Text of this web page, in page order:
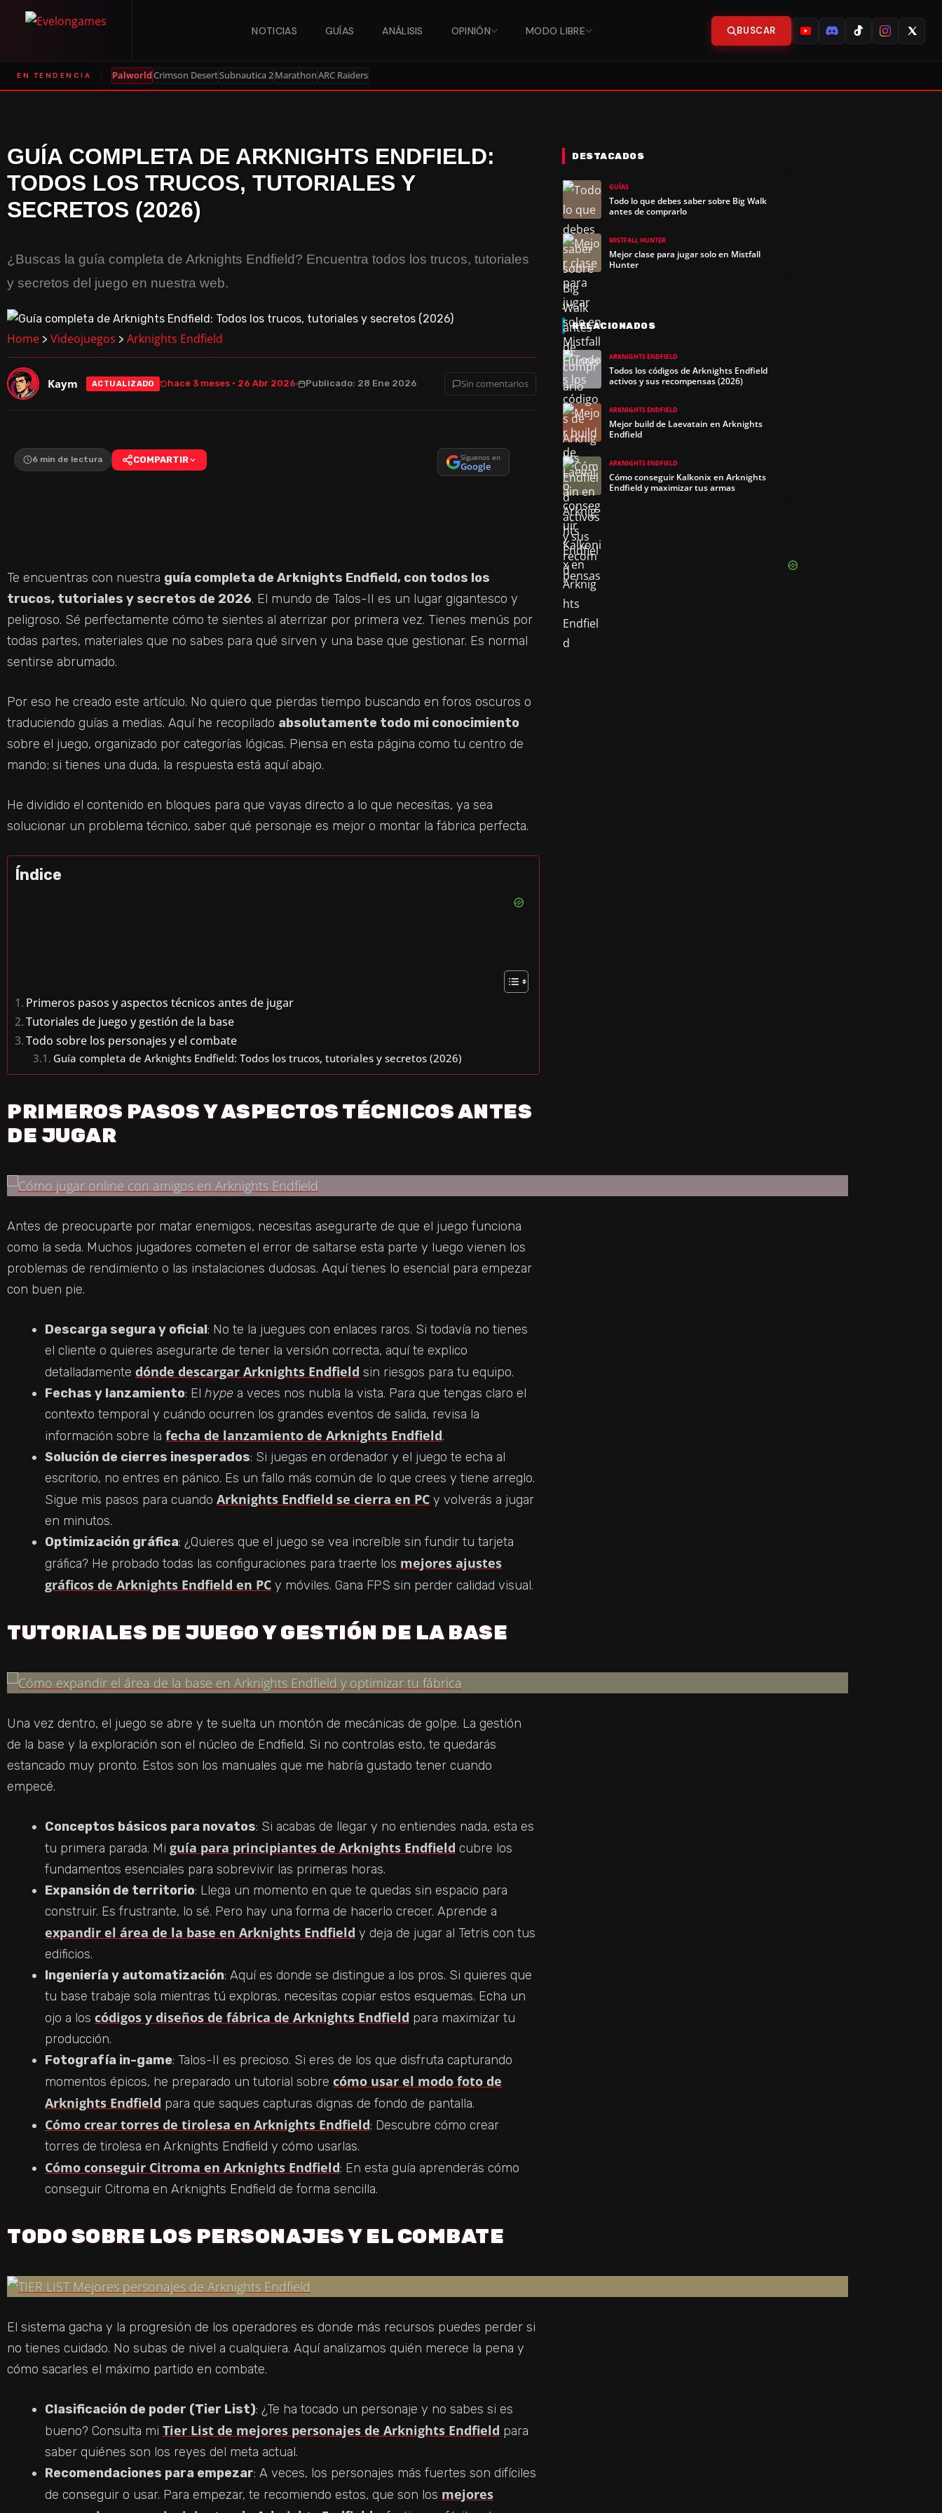
NOTICIAS GUÍAS ANÁLISIS OPINIÓN MODO LIBRE BUSCAR
EN TENDENCIA PalworldCrimson DesertSubnautica 2MarathonARC Raiders
GUÍA COMPLETA DE ARKNIGHTS ENDFIELD:
TODOS LOS TRUCOS, TUTORIALES Y
SECRETOS (2026)
¿Buscas la guía completa de Arknights Endfield? Encuentra todos los trucos, tutoriales
y secretos del juego en nuestra web.
Home > Videojuegos > Arknights Endfield
Kaym ACTUALIZADO hace 3 meses · 26 Abr 2026 Publicado: 28 Ene 2026 Sin comentarios
6 min de lectura COMPARTIR Síguenos en
Google
Te encuentras con nuestra guía completa de Arknights Endfield, con todos los
trucos, tutoriales y secretos de 2026. El mundo de Talos-II es un lugar gigantesco y
peligroso. Sé perfectamente cómo te sientes al aterrizar por primera vez. Tienes menús por
todas partes, materiales que no sabes para qué sirven y una base que gestionar. Es normal
sentirse abrumado.
Por eso he creado este artículo. No quiero que pierdas tiempo buscando en foros oscuros o
traduciendo guías a medias. Aquí he recopilado absolutamente todo mi conocimiento
sobre el juego, organizado por categorías lógicas. Piensa en esta página como tu centro de
mando; si tienes una duda, la respuesta está aquí abajo.
He dividido el contenido en bloques para que vayas directo a lo que necesitas, ya sea
solucionar un problema técnico, saber qué personaje es mejor o montar la fábrica perfecta.
Índice
Primeros pasos y aspectos técnicos antes de jugar
Tutoriales de juego y gestión de la base
Todo sobre los personajes y el combate
Guía completa de Arknights Endfield: Todos los trucos, tutoriales y secretos (2026)
PRIMEROS PASOS Y ASPECTOS TÉCNICOS ANTES
DE JUGAR
Antes de preocuparte por matar enemigos, necesitas asegurarte de que el juego funciona
como la seda. Muchos jugadores cometen el error de saltarse esta parte y luego vienen los
problemas de rendimiento o las instalaciones dudosas. Aquí tienes lo esencial para empezar
con buen pie.
Descarga segura y oficial: No te la juegues con enlaces raros. Si todavía no tienes
el cliente o quieres asegurarte de tener la versión correcta, aquí te explico
detalladamente dónde descargar Arknights Endfield sin riesgos para tu equipo.
Fechas y lanzamiento: El hype a veces nos nubla la vista. Para que tengas claro el
contexto temporal y cuándo ocurren los grandes eventos de salida, revisa la
información sobre la fecha de lanzamiento de Arknights Endfield.
Solución de cierres inesperados: Si juegas en ordenador y el juego te echa al
escritorio, no entres en pánico. Es un fallo más común de lo que crees y tiene arreglo.
Sigue mis pasos para cuando Arknights Endfield se cierra en PC y volverás a jugar
en minutos.
Optimización gráfica: ¿Quieres que el juego se vea increíble sin fundir tu tarjeta
gráfica? He probado todas las configuraciones para traerte los mejores ajustes
gráficos de Arknights Endfield en PC y móviles. Gana FPS sin perder calidad visual.
TUTORIALES DE JUEGO Y GESTIÓN DE LA BASE
Una vez dentro, el juego se abre y te suelta un montón de mecánicas de golpe. La gestión
de la base y la exploración son el núcleo de Endfield. Si no controlas esto, te quedarás
estancado muy pronto. Estos son los manuales que me habría gustado tener cuando
empecé.
Conceptos básicos para novatos: Si acabas de llegar y no entiendes nada, esta es
tu primera parada. Mi guía para principiantes de Arknights Endfield cubre los
fundamentos esenciales para sobrevivir las primeras horas.
Expansión de territorio: Llega un momento en que te quedas sin espacio para
construir. Es frustrante, lo sé. Pero hay una forma de hacerlo crecer. Aprende a
expandir el área de la base en Arknights Endfield y deja de jugar al Tetris con tus
edificios.
Ingeniería y automatización: Aquí es donde se distingue a los pros. Si quieres que
tu base trabaje sola mientras tú exploras, necesitas copiar estos esquemas. Echa un
ojo a los códigos y diseños de fábrica de Arknights Endfield para maximizar tu
producción.
Fotografía in-game: Talos-II es precioso. Si eres de los que disfruta capturando
momentos épicos, he preparado un tutorial sobre cómo usar el modo foto de
Arknights Endfield para que saques capturas dignas de fondo de pantalla.
Cómo crear torres de tirolesa en Arknights Endfield: Descubre cómo crear
torres de tirolesa en Arknights Endfield y cómo usarlas.
Cómo conseguir Citroma en Arknights Endfield: En esta guía aprenderás cómo
conseguir Citroma en Arknights Endfield de forma sencilla.
TODO SOBRE LOS PERSONAJES Y EL COMBATE
El sistema gacha y la progresión de los operadores es donde más recursos puedes perder si
no tienes cuidado. No subas de nivel a cualquiera. Aquí analizamos quién merece la pena y
cómo sacarles el máximo partido en combate.
Clasificación de poder (Tier List): ¿Te ha tocado un personaje y no sabes si es
bueno? Consulta mi Tier List de mejores personajes de Arknights Endfield para
saber quiénes son los reyes del meta actual.
Recomendaciones para empezar: A veces, los personajes más fuertes son difíciles
de conseguir o usar. Para empezar, te recomiendo estos, que son los mejores
DESTACADOS
GUÍAS
Todo lo que debes saber sobre Big Walk
antes de comprarlo
MISTFALL HUNTER
Mejor clase para jugar solo en Mistfall
Hunter
RELACIONADOS
ARKNIGHTS ENDFIELD
Todos los códigos de Arknights Endfield
activos y sus recompensas (2026)
ARKNIGHTS ENDFIELD
Mejor build de Laevatain en Arknights
Endfield
ARKNIGHTS ENDFIELD
Cómo conseguir Kalkonix en Arknights
Endfield y maximizar tus armas